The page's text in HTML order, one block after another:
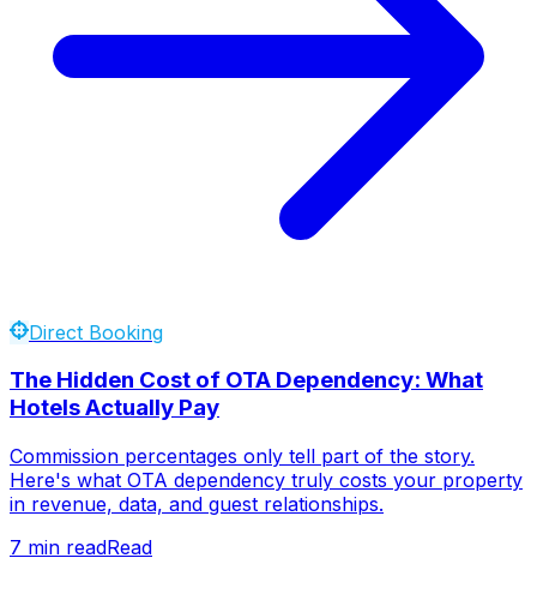
Direct Booking
The Hidden Cost of OTA Dependency: What
Hotels Actually Pay
Commission percentages only tell part of the story.
Here's what OTA dependency truly costs your property
in revenue, data, and guest relationships.
7 min readRead